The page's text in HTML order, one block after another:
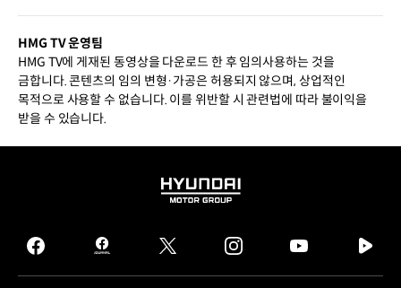
HMG TV 운영팀
HMG TV에 게재된 동영상을 다운로드 한 후 임의사용하는 것을
금합니다. 콘텐츠의 임의 변형·가공은 허용되지 않으며, 상업적인
목적으로 사용할 수 없습니다. 이를 위반할 시 관련법에 따라 불이익을
받을 수 있습니다.
HYUNDAI
GROUP
facebook
hmg
journal
twitter instagram
tv